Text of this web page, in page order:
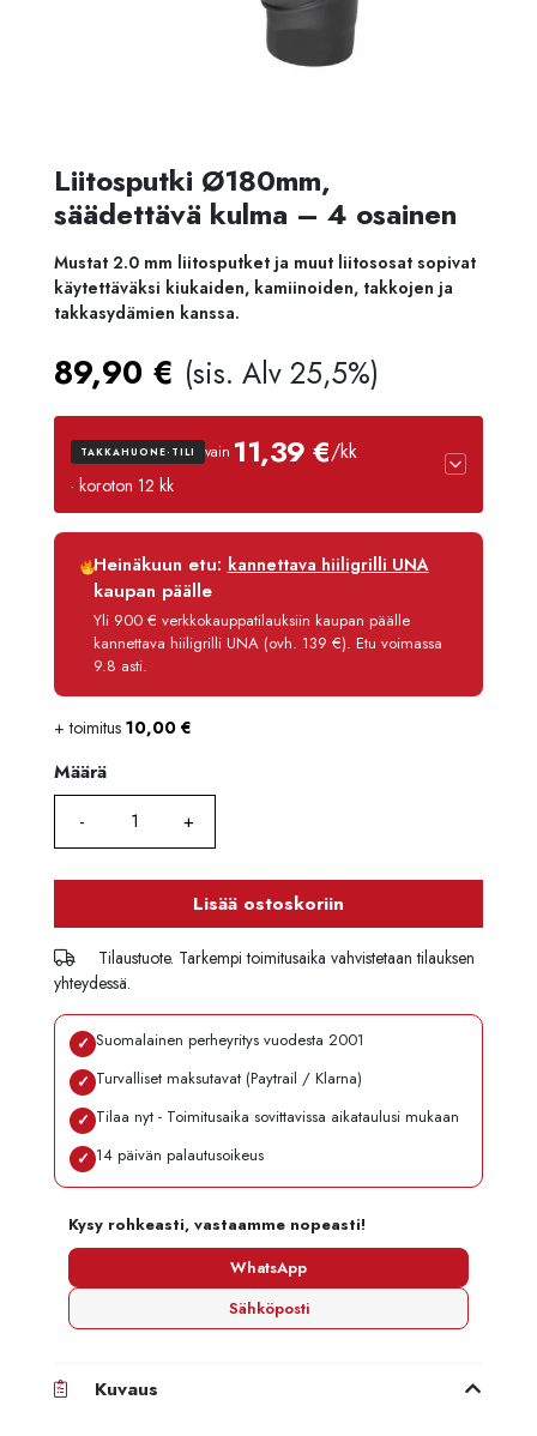
Liitosputki Ø180mm,
säädettävä kulma – 4 osainen
Mustat 2.0 mm liitosputket ja muut liitososat sopivat
käytettäväksi kiukaiden, kamiinoiden, takkojen ja
takkasydämien kanssa.
89,90 € (sis. Alv 25,5%)
TAKKAHUONE-TILI vain 11,39 €/kk
· koroton 12 kk
Luottoaika
12 kk
Korko
Käsittelymaksu
3,90 €/kk
Maksettava yhteensä
136,70 €
Heinäkuun etu: kannettava hiiligrilli UNA
kaupan päälle
Yli 900 € verkkokauppatilauksiin kaupan päälle
kannettava hiiligrilli UNA (ovh. 139 €). Etu voimassa
9.8 asti.
+ toimitus 10,00 €
Määrä
Määrä
Lisää ostoskoriin
Tilaustuote. Tarkempi toimitusaika vahvistetaan tilauksen
yhteydessä.
✓ Suomalainen perheyritys vuodesta 2001
✓ Turvalliset maksutavat (Paytrail / Klarna)
✓ Tilaa nyt - Toimitusaika sovittavissa aikataulusi mukaan
✓ 14 päivän palautusoikeus
Kysy rohkeasti, vastaamme nopeasti!
WhatsApp
Sähköposti
Kuvaus